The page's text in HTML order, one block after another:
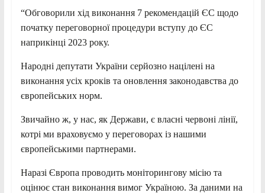
“Обговорили хід виконання 7 рекомендацій ЄС щодо
початку переговорної процедури вступу до ЄС
наприкінці 2023 року.
Народні депутати України серйозно націлені на
виконання усіх кроків та оновлення законодавства до
європейських норм.
Звичайно ж, у нас, як Держави, є власні червоні лінії,
котрі ми враховуємо у переговорах із нашими
європейськими партнерами.
Наразі Європа проводить моніторингову місію та
оцінює стан виконання вимог Україною. За даними на